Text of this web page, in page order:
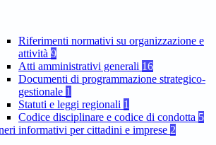
Riferimenti normativi su organizzazione e
attività 9
Atti amministrativi generali 16
Documenti di programmazione strategico-
gestionale 1
Statuti e leggi regionali 1
Codice disciplinare e codice di condotta 5
informativi per cittadini e imprese 2